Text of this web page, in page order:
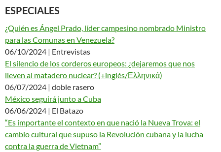
ESPECIALES
¿Quién es Ángel Prado, líder campesino nombrado Ministro
para las Comunas en Venezuela?
06/10/2024 | Entrevistas
El silencio de los corderos europeos: ¿dejaremos que nos
lleven al matadero nuclear? (+inglés/Ελληνικά)
06/07/2024 | doble rasero
México seguirá junto a Cuba
06/06/2024 | El Batazo
“Es importante el contexto en que nació la Nueva Trova: el
cambio cultural que supuso la Revolución cubana y la lucha
contra la guerra de Vietnam”